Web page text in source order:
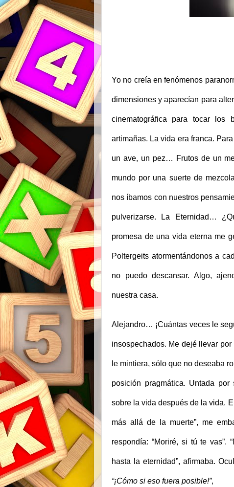
Yo no creía en fenómenos
dimensiones y aparecían para
cinematográfica para tocar los
artimañas. La vida era franca.
un ave, un pez… Frutos de un
mundo por una suerte de
nos íbamos con nuestros
pulverizarse. La Eternidad…
promesa de una vida eterna me
Poltergeits atormentándonos a
no puedo descansar. Algo,
nuestra casa.
Alejandro… ¡Cuántas veces le
insospechados. Me dejé llevar
le mintiera, sólo que no deseaba
posición pragmática. Untada
sobre la vida después de la vida.
más allá de la muerte”, me
respondía: “Moriré, si tú te vas”.
hasta la eternidad”, afirmaba.
“¡Cómo si eso fuera posible!”,